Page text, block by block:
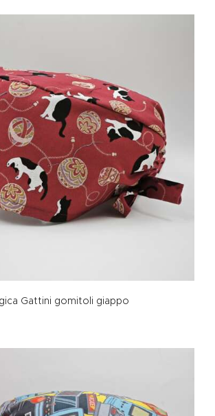
Gattini gomitoli giappo